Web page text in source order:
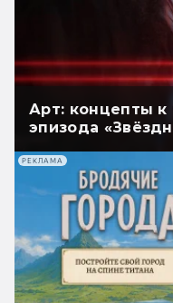
Арт: концепты к
эпизода
РЕКЛАМА